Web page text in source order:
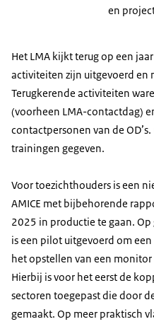
en
Het LMA kijkt terug op een
activiteiten zijn uitgevoerd en
Terugkerende activiteiten
(voorheen LMA-contactdag)
contactpersonen van de
trainingen gegeven.
Voor toezichthouders is een
AMICE met bijbehorende
2025 in productie te gaan.
is een pilot uitgevoerd om
het opstellen van een monitor
Hierbij is voor het eerst de
sectoren toegepast die door
gemaakt. Op meer praktisch